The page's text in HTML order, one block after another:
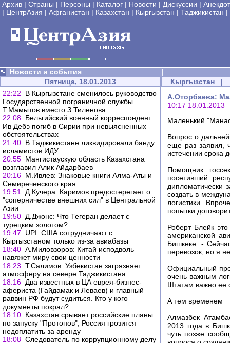
Архив | Страны | Персоны | Каталог | Новости | Дискуссии |
| ЦентрАзия | Афганистан | Казахстан | Кыргызстан | Таджикистан |
Новости и события
|
Пятница, 18.01.2013
22:22
В Кыргызстане сменилось руководство
Государственной пограничной службы.
Т.Мамытов вместо З.Тиленова
22:08 Бельгийский военный корреспондент
Ив Дебэ погиб в Сирии при невыясненных
обстоятельствах
21:40 В Таджикистане ликвидировали банду
исламистов ИДУ
20:55 Мангистаускую область Казахстана
возглавил Алик Айдарбаев
20:16 М.Ивлев: Знаковые книги Алма-Аты и
Семиреченского края
19:51
Д.Кучера: Каримов предостерегает о
"соперничестве внешних сил" в Центральной
Азии
19:50 Д.Джонс: Что Тегеран делает с
турецким золотом?
19:47
UPI: США сотрудничают с
Кыргызстаном только из-за авиабазы
18:40 А.Миловзоров: Китай исподволь
навяжет миру свои ценности
18:23 Т.Салимов: Узбекистан загрязняет
атмосферу на севере Таджикистана
18:16 Два известных в ЦА еврея-бизнес-
афериста (Гайдамак и Леваев) и главный
раввин РФ будут судиться. Кто у кого
документы покрал?
18:10 Казахстан срывает российские планы
по запуску "Протонов", Россия грозится
недоплатить за аренду
18:08 Следователь по коррупционному делу
Кыргызстан |
А.Оторбаева:
10:17 18.01.2013
Маленький
Вопрос о
еще раз заявил,
истечении срока
Помощник
посетивший
дипломатически
создать в
логистики.
попытки
Роберт Блейк
американской
Бишкеке. -
перевозок, но я
Официальный
очень важным
Штатам важно ее
А тем временем
Алмазбек
2013 года в
чуть позже